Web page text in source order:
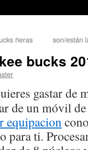
ñeras son/están
bucks
gastar de
de un móvil
equipacion
para ti.